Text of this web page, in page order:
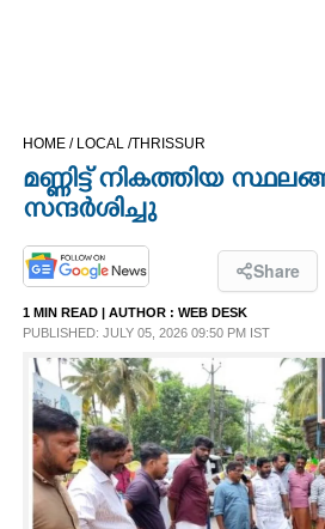
LIFESTYLE
SPIRITUAL
INFO+
HOME / LOCAL /THRISSUR
മണ്ണിട്ട് നികത്തിയ
സന്ദർശിച്ചു
Share
1 MIN READ | AUTHOR : WEB DESK
PUBLISHED: JULY 05, 2026 09:50 PM IST